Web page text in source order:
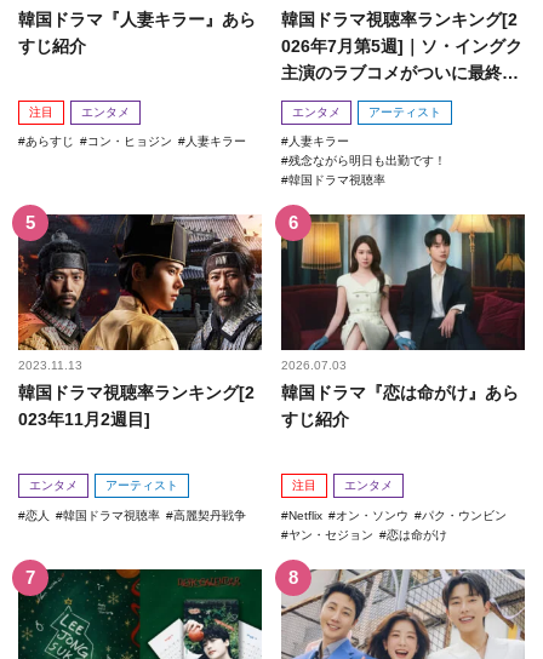
韓国ドラマ『人妻キラー』あら
すじ紹介
注目 エンタメ
あらすじ コン・ヒョジン 人妻キラー
韓国ドラマ視聴率ランキング[2
026年7月第5週]｜ソ・イングク
主演のラブコメがついに最終
回！
エンタメ アーティスト
人妻キラー
残念ながら明日も出勤です！
韓国ドラマ視聴率
2023.11.13
韓国ドラマ視聴率ランキング[2
023年11月2週目]
エンタメ アーティスト
恋人 韓国ドラマ視聴率 高麗契丹戦争
2026.07.03
韓国ドラマ『恋は命がけ』あら
すじ紹介
注目 エンタメ
Netflix オン・ソンウ
パク・ウンビン
ヤン・セジョン
恋は命がけ